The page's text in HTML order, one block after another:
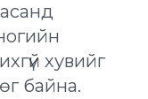
хувийг
байна.